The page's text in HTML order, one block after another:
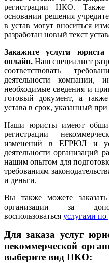
регистрации НКО. Также
основании решения
в устав могут вноситься
разработан новый текст
Закажите услуги
онлайн. Наш специалист
соответствовать
деятельности компании,
необходимые сведения и
готовый документ, а
устава в срок, указанный при
Наши юристы имеют
регистрации
изменений в ЕГРЮЛ и
деятельности организаций
нашим опытом для
требованиям
и деньги.
Вы также можете
организации за
воспользоваться услугами
Для заказа услуг
некоммерческой
выберите вид НКО: